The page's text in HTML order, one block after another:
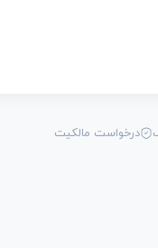
درخواست مالکیت